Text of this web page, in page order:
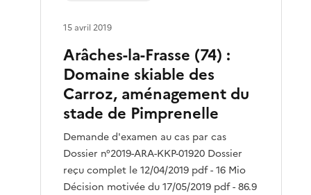
Arâches-la-Frasse (74) :
Domaine skiable des
Carroz, aménagement du
stade de Pimprenelle
Demande d'examen au cas par cas
Dossier n°2019-ARA-KKP-01920 Dossier
reçu complet le 12/04/2019 pdf - 16 Mio
Décision motivée du 17/05/2019 pdf - 86.9
15 avril 2019